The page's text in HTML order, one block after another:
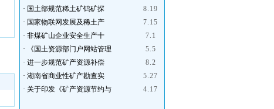
· 国土部规范稀土矿钨矿探
8.19
· 国家物联网发展及稀土产
7.15
· 非煤矿山企业安全生产十
7.1
·
《国土资源部门户网站管理
5.5
· 进一步规范矿产资源补偿
8.2
· 湖南省商业性矿产勘查实
5.27
· 关于印发《矿产资源节约与 4.17